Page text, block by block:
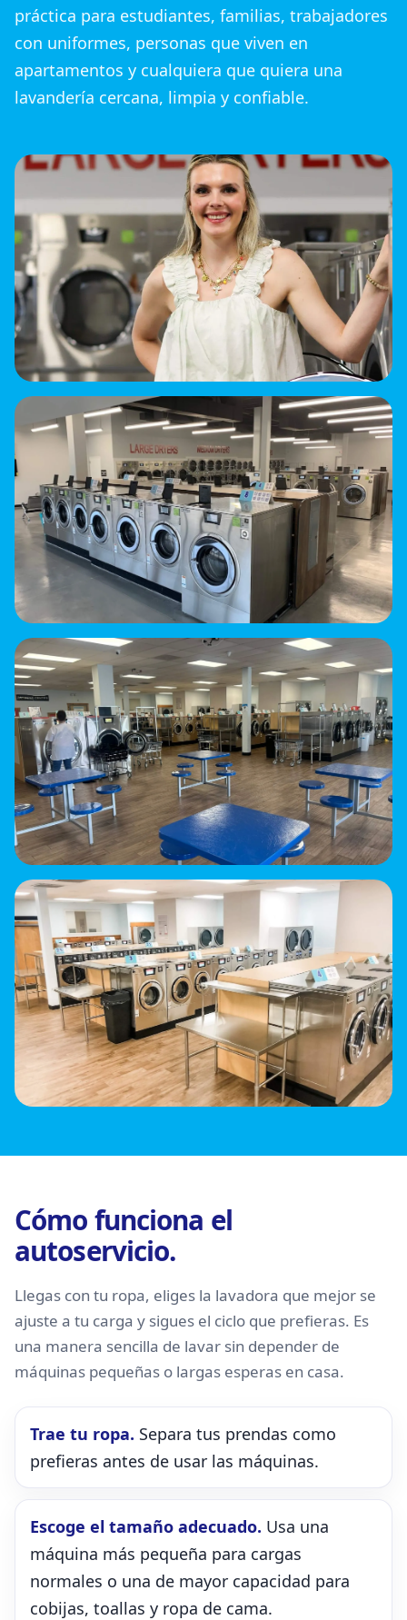
práctica para estudiantes, familias, trabajadores
con uniformes, personas que viven en
apartamentos y cualquiera que quiera una
lavandería cercana, limpia y confiable.
Cómo funciona el
autoservicio.
Llegas con tu ropa, eliges la lavadora que mejor se
ajuste a tu carga y sigues el ciclo que prefieras. Es
una manera sencilla de lavar sin depender de
máquinas pequeñas o largas esperas en casa.
Trae tu ropa. Separa tus prendas como
prefieras antes de usar las máquinas.
Escoge el tamaño adecuado. Usa una
máquina más pequeña para cargas
normales o una de mayor capacidad para
cobijas, toallas y ropa de cama.